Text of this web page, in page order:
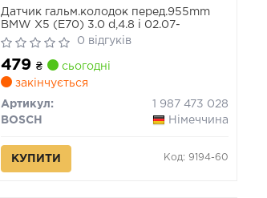
Датчик гальм.колодок перед.955mm
BMW X5 (E70) 3.0 d,4.8 i 02.07-
0 відгуків
479₴
сьогодні
закінчується
Артикул:
1 987 473 028
BOSCH
Німеччина
КУПИТИ Код: 9194-60